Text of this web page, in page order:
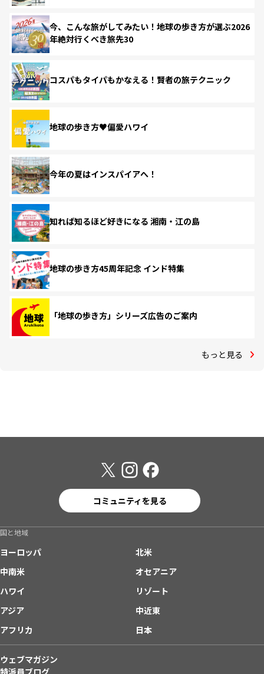
今、こんな旅がしてみたい！地球の歩き方が選ぶ2026
年絶対行くべき旅先30
コスパもタイパもかなえる！賢者の旅テクニック
地球の歩き方♥偏愛ハワイ
今年の夏はインスパイアへ！
知れば知るほど好きになる 湘南・江の島
地球の歩き方45周年記念 インド特集
「地球の歩き方」シリーズ広告のご案内
もっと見る
コミュニティを見る
国と地域
ヨーロッパ
北米
中南米
オセアニア
ハワイ
リゾート
アジア
中近東
アフリカ
日本
ウェブマガジン
特派員ブログ